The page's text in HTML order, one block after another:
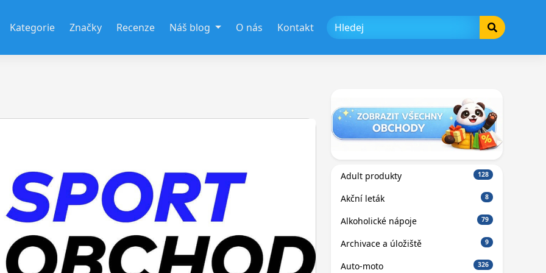
Kategorie Značky Recenze Náš blog O nás Kontakt
Adult produkty 128
Akční leták 8
Alkoholické nápoje 79
Archivace a úložiště 9
Auto-moto 326